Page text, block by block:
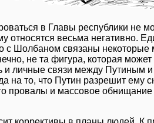
в Главы республики не
относятся весьма негативно.
с Шолбаном связаны некоторые
не та фигура, которая может
и личные связи между Путиным
на то, что Путин разрешит ему
провалы и массовое